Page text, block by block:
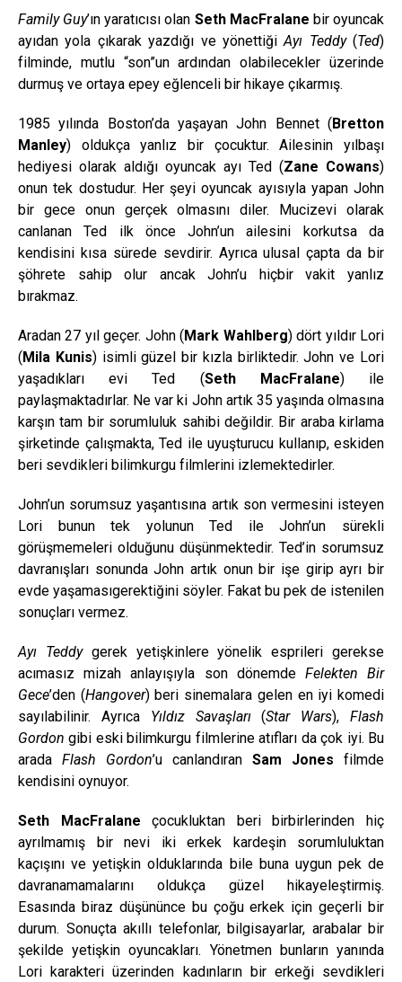
Family Guy’ın yaratıcısı olan Seth MacFralane bir oyuncak
ayıdan yola çıkarak yazdığı ve yönettiğiAyı Teddy(Ted)
filminde, mutlu “son”un ardından olabilecekler üzerinde
durmuş ve ortaya epey eğlenceli bir hikaye çıkarmış.
1985 yılında Boston’da yaşayan John Bennet (Bretton
Manley) oldukça yanlız bir çocuktur. Ailesinin yılbaşı
hediyesi olarak aldığı oyuncak ayı Ted (Zane Cowans)
onun tek dostudur. Her şeyi oyuncak ayısıyla yapan John
bir gece onun gerçek olmasını diler. Mucizevi olarak
canlanan Ted ilk önce John’un ailesini korkutsa da
kendisini kısa sürede sevdirir. Ayrıca ulusal çapta da bir
şöhrete sahip olur ancak John’u hiçbir vakit yanlız
bırakmaz.
Aradan 27 yıl geçer. John (Mark Wahlberg) dört yıldır Lori
(Mila Kunis) isimli güzel bir kızla birliktedir. John ve Lori
yaşadıkları evi Ted (Seth MacFralane) ile
paylaşmaktadırlar. Ne var ki John artık 35 yaşında olmasına
karşın tam bir sorumluluk sahibi değildir. Bir araba kirlama
şirketinde çalışmakta, Ted ile uyuşturucu kullanıp, eskiden
beri sevdikleri bilimkurgu filmlerini izlemektedirler.
John’un sorumsuz yaşantısına artık son vermesini isteyen
Lori bunun tek yolunun Ted ile John’un sürekli
görüşmemeleri olduğunu düşünmektedir. Ted’in sorumsuz
davranışları sonunda John artık onun bir işe girip ayrı bir
evde yaşamasıgerektiğini söyler. Fakat bu pek de istenilen
sonuçları vermez.
Ayı Teddygerek yetişkinlere yönelik esprileri gerekse
acımasız mizah anlayışıyla son dönemde Felekten Bir
Gece’den (Hangover) beri sinemalara gelen en iyi komedi
sayılabilinir. Ayrıca Yıldız Savaşları(Star Wars),Flash
Gordon gibi eski bilimkurgu filmlerine atıfları da çok iyi. Bu
arada Flash Gordon’u canlandıran Sam Jones filmde
kendisini oynuyor.
Seth MacFralane çocukluktan beri birbirlerinden hiç
ayrılmamış bir nevi iki erkek kardeşin sorumluluktan
kaçışını ve yetişkin olduklarında bile buna uygun pek de
davranamamalarını oldukça güzel hikayeleştirmiş.
Esasında biraz düşününce bu çoğu erkek için geçerli bir
durum. Sonuçta akıllı telefonlar, bilgisayarlar, arabalar bir
şekilde yetişkin oyuncakları. Yönetmen bunların yanında
Lori karakteri üzerinden kadınların bir erkeği sevdikleri